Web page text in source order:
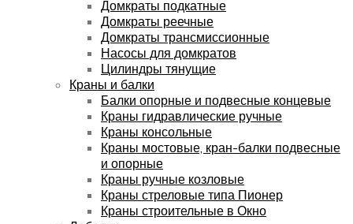
Домкраты подкатные
Домкраты реечные
Домкраты трансмиссионные
Насосы для домкратов
Цилиндры тянущие
Краны и балки
Балки опорные и подвесные концевые
Краны гидравлические ручные
Краны консольные
Краны мостовые, кран-балки подвесные
и опорные
Краны ручные козловые
Краны стреловые типа Пионер
Краны строительные в Окно